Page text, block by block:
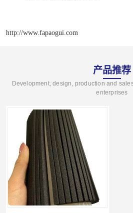
http://www.fapaogui.com
产品推荐
Development, design, production and
enterprises